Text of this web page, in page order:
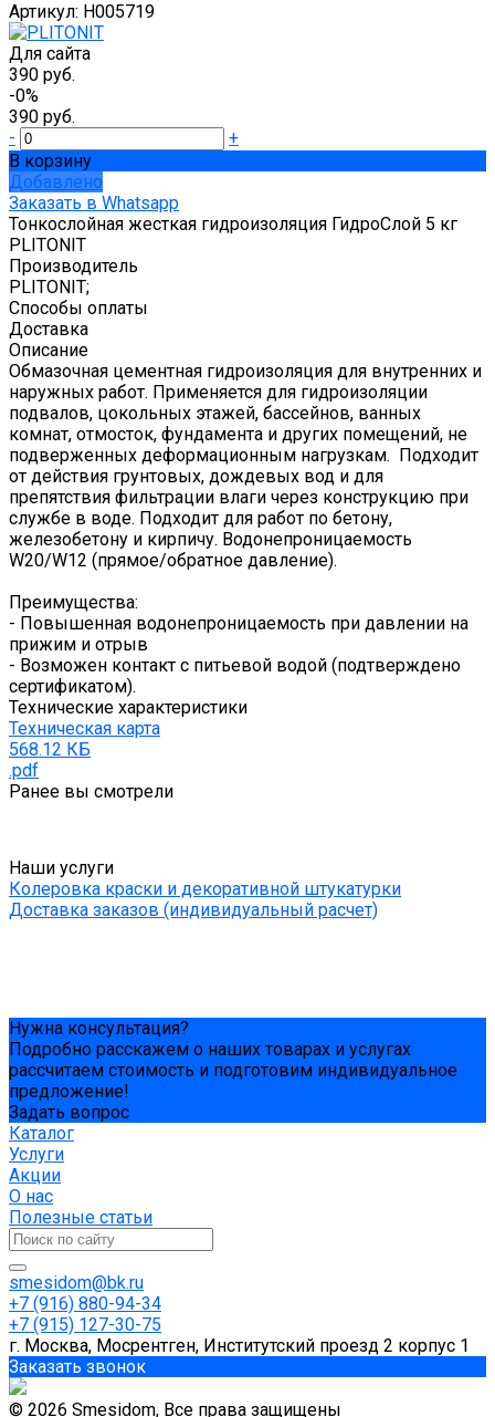
Артикул: Н005719
Для сайта
390 руб.
-0%
390 руб.
-
+
В корзину
Добавлено
Заказать в Whatsapp
Тонкослойная жесткая гидроизоляция ГидроСлой 5 кг
PLITONIT
Производитель
PLITONIT;
Способы оплаты
Доставка
Описание
Обмазочная цементная гидроизоляция для внутренних и
наружных работ. Применяется для гидроизоляции
подвалов, цокольных этажей, бассейнов, ванных
комнат, отмосток, фундамента и других помещений, не
подверженных деформационным нагрузкам. Подходит
от действия грунтовых, дождевых вод и для
препятствия фильтрации влаги через конструкцию при
службе в воде. Подходит для работ по бетону,
железобетону и кирпичу. Водонепроницаемость
W20/W12 (прямое/обратное давление).
Преимущества:
- Повышенная водонепроницаемость при давлении на
прижим и отрыв
- Возможен контакт с питьевой водой (подтверждено
сертификатом).
Технические характеристики
Техническая карта
568.12 КБ
.pdf
Ранее вы смотрели
Наши услуги
Колеровка краски и декоративной штукатурки
Доставка заказов (индивидуальный расчет)
Нужна консультация?
Подробно расскажем о наших товарах и услугах
рассчитаем стоимость и подготовим индивидуальное
предложение!
Задать вопрос
Каталог
Услуги
Акции
О нас
Полезные статьи
smesidom@bk.ru
+7 (916) 880-94-34
+7 (915) 127-30-75
г. Москва, Мосрентген, Институтский проезд 2 корпус 1
Заказать звонок
© 2026 Smesidom, Все права защищены